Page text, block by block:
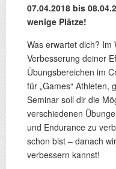
07.04.2018 bis
wenige Plätze!
Was erwartet dich?
Verbesserung deiner
Übungsbereichen im
für „Games“ Athleten,
Seminar soll dir die
verschiedenen
und Endurance zu
schon bist – danach
verbessern kannst!